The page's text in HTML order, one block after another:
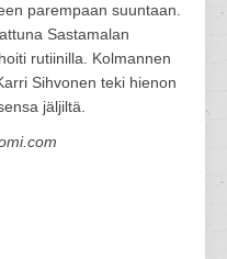
parempaan suuntaan.
Sastamalan
rutiinilla. Kolmannen
Sihvonen teki hienon
jäljiltä.